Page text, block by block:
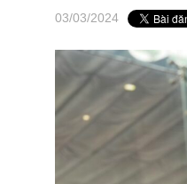
03/03/2024